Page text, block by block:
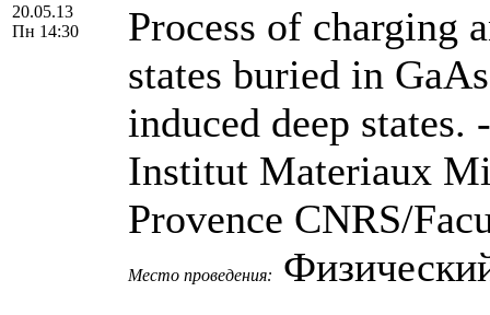
20.05.13
Пн 14:30
Process of charging
states buried in
induced deep
Institut Materiaux
Provence CNRS/
Место проведения: